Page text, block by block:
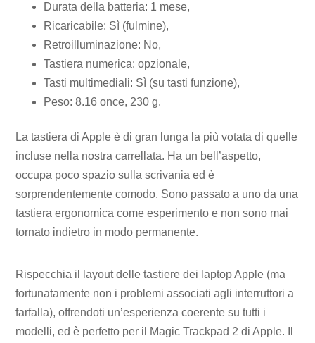
Durata della batteria: 1 mese,
Ricaricabile: Sì (fulmine),
Retroilluminazione: No,
Tastiera numerica: opzionale,
Tasti multimediali: Sì (su tasti funzione),
Peso: 8.16 once, 230 g.
La tastiera di Apple è di gran lunga la più votata di quelle
incluse nella nostra carrellata. Ha un bell’aspetto,
occupa poco spazio sulla scrivania ed è
sorprendentemente comodo. Sono passato a uno da una
tastiera ergonomica come esperimento e non sono mai
tornato indietro in modo permanente.
Rispecchia il layout delle tastiere dei laptop Apple (ma
fortunatamente non i problemi associati agli interruttori a
farfalla), offrendoti un’esperienza coerente su tutti i
modelli, ed è perfetto per il Magic Trackpad 2 di Apple. Il